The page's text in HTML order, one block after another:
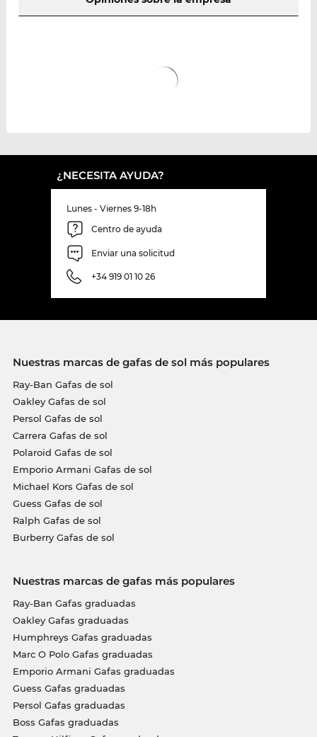
¿NECESITA AYUDA?
Lunes - Viernes 9-18h
Centro de ayuda
Enviar una solicitud
+34 919 01 10 26
Nuestras marcas de gafas de sol más populares
Ray-Ban Gafas de sol
Oakley Gafas de sol
Persol Gafas de sol
Carrera Gafas de sol
Polaroid Gafas de sol
Emporio Armani Gafas de sol
Michael Kors Gafas de sol
Guess Gafas de sol
Ralph Gafas de sol
Burberry Gafas de sol
Nuestras marcas de gafas más populares
Ray-Ban Gafas graduadas
Oakley Gafas graduadas
Humphreys Gafas graduadas
Marc O Polo Gafas graduadas
Emporio Armani Gafas graduadas
Guess Gafas graduadas
Persol Gafas graduadas
Boss Gafas graduadas